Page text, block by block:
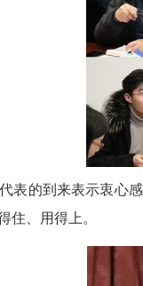
表的到来表示衷心
住、用得上。